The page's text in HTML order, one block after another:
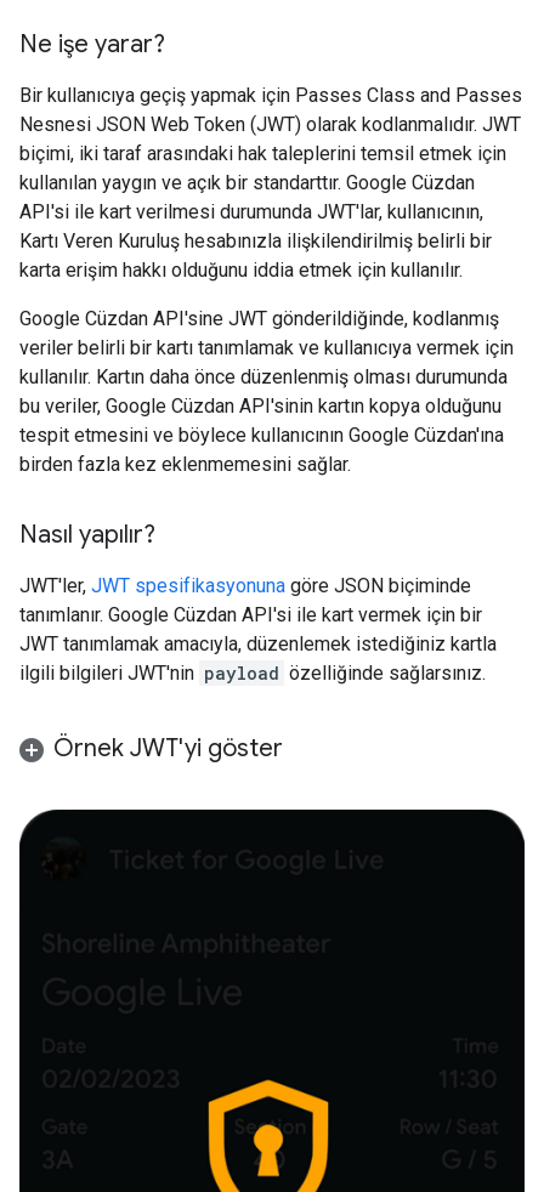
Ne işe yarar?
Bir kullanıcıya geçiş yapmak için Passes Class and Passes
Nesnesi JSON Web Token (JWT) olarak kodlanmalıdır. JWT
biçimi, iki taraf arasındaki hak taleplerini temsil etmek için
kullanılan yaygın ve açık bir standarttır. Google Cüzdan
API'si ile kart verilmesi durumunda JWT'lar, kullanıcının,
Kartı Veren Kuruluş hesabınızla ilişkilendirilmiş belirli bir
karta erişim hakkı olduğunu iddia etmek için kullanılır.
Google Cüzdan API'sine JWT gönderildiğinde, kodlanmış
veriler belirli bir kartı tanımlamak ve kullanıcıya vermek için
kullanılır. Kartın daha önce düzenlenmiş olması durumunda
bu veriler, Google Cüzdan API'sinin kartın kopya olduğunu
tespit etmesini ve böylece kullanıcının Google Cüzdan'ına
birden fazla kez eklenmemesini sağlar.
Nasıl yapılır?
JWT'ler, JWT spesifikasyonuna göre JSON biçiminde
tanımlanır. Google Cüzdan API'si ile kart vermek için bir
JWT tanımlamak amacıyla, düzenlemek istediğiniz kartla
ilgili bilgileri JWT'nin payload özelliğinde sağlarsınız.
Örnek JWT'yi göster